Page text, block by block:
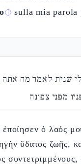
ⓘ sulla mia parola
שנית לאמר מה
מפני צפונה
ὁ λαός
ὕδατος ζωῆς,
συντετριμμένους,